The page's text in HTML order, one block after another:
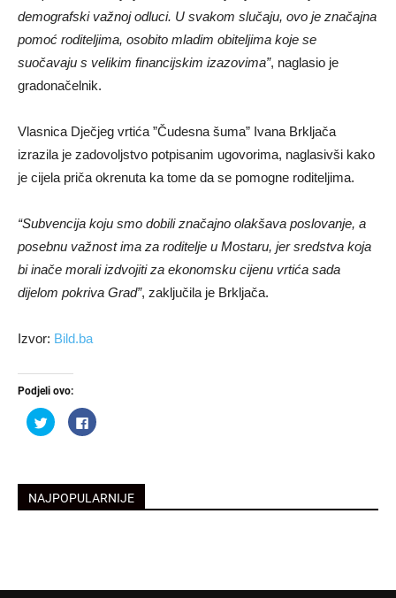
demografski važnoj odluci. U svakom slučaju, ovo je značajna
pomoć roditeljima, osobito mladim obiteljima koje se
suočavaju s velikim financijskim izazovima”, naglasio je
gradonačelnik.
Vlasnica Dječjeg vrtića ”Čudesna šuma” Ivana Brkljača
izrazila je zadovoljstvo potpisanim ugovorima, naglasivši kako
je cijela priča okrenuta ka tome da se pomogne roditeljima.
“Subvencija koju smo dobili značajno olakšava poslovanje, a
posebnu važnost ima za roditelje u Mostaru, jer sredstva koja
bi inače morali izdvojiti za ekonomsku cijenu vrtića sada
dijelom pokriva Grad”, zaključila je Brkljača.
Izvor: Bild.ba
Podjeli ovo:
Podijeli
na
Twitteru
novom
prozoru)
Klikom
podijelite
novom
prozoru)
NAJPOPULARNIJE